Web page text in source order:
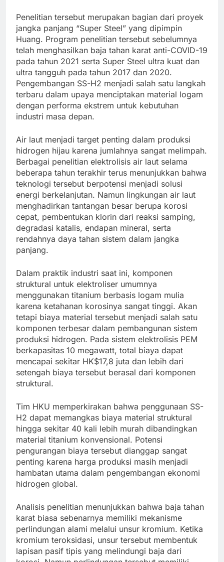
Penelitian tersebut merupakan bagian dari proyek
jangka panjang “Super Steel” yang dipimpin
Huang. Program penelitian tersebut sebelumnya
telah menghasilkan baja tahan karat anti-COVID-19
pada tahun 2021 serta Super Steel ultra kuat dan
ultra tangguh pada tahun 2017 dan 2020.
Pengembangan SS-H2 menjadi salah satu langkah
terbaru dalam upaya menciptakan material logam
dengan performa ekstrem untuk kebutuhan
industri masa depan.
Air laut menjadi target penting dalam produksi
hidrogen hijau karena jumlahnya sangat melimpah.
Berbagai penelitian elektrolisis air laut selama
beberapa tahun terakhir terus menunjukkan bahwa
teknologi tersebut berpotensi menjadi solusi
energi berkelanjutan. Namun lingkungan air laut
menghadirkan tantangan besar berupa korosi
cepat, pembentukan klorin dari reaksi samping,
degradasi katalis, endapan mineral, serta
rendahnya daya tahan sistem dalam jangka
panjang.
Dalam praktik industri saat ini, komponen
struktural untuk elektroliser umumnya
menggunakan titanium berbasis logam mulia
karena ketahanan korosinya sangat tinggi. Akan
tetapi biaya material tersebut menjadi salah satu
komponen terbesar dalam pembangunan sistem
produksi hidrogen. Pada sistem elektrolisis PEM
berkapasitas 10 megawatt, total biaya dapat
mencapai sekitar HK$17,8 juta dan lebih dari
setengah biaya tersebut berasal dari komponen
struktural.
Tim HKU memperkirakan bahwa penggunaan SS-
H2 dapat memangkas biaya material struktural
hingga sekitar 40 kali lebih murah dibandingkan
material titanium konvensional. Potensi
pengurangan biaya tersebut dianggap sangat
penting karena harga produksi masih menjadi
hambatan utama dalam pengembangan ekonomi
hidrogen global.
Analisis penelitian menunjukkan bahwa baja tahan
karat biasa sebenarnya memiliki mekanisme
perlindungan alami melalui unsur kromium. Ketika
kromium teroksidasi, unsur tersebut membentuk
lapisan pasif tipis yang melindungi baja dari